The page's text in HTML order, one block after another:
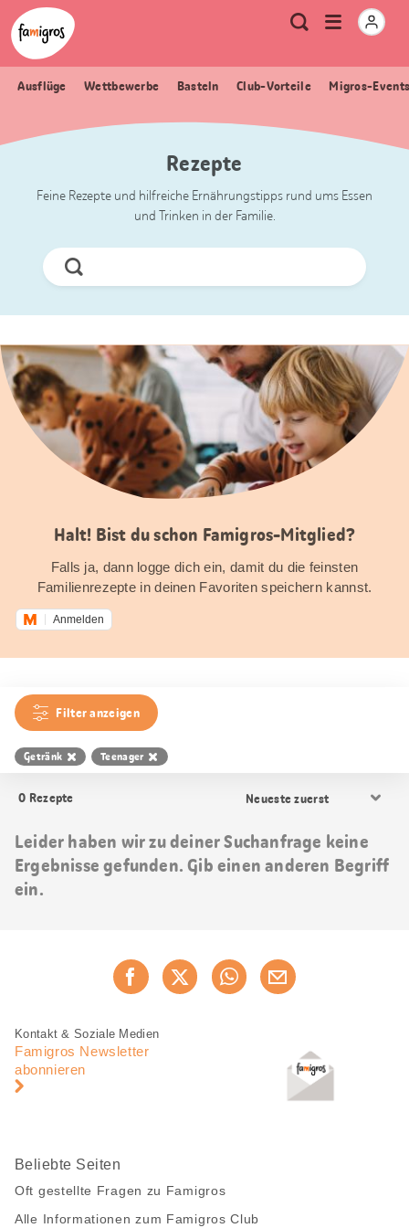
Sprungmarken
Navigation
Header
Logo
Meta
Navigation
Suche
Menu
öffnen
Ausflüge Wettbewerbe Basteln Club-Vorteile Migros-
Rezepte
Feine Rezepte und hilfreiche Ernährungstipps rund ums Essen
und Trinken in der Familie.
Jetzt
Suchen
Halt! Bist du schon Famigros-Mitglied?
Falls ja, dann logge dich ein, damit du die feinsten
Familienrezepte in deinen Favoriten speichern kannst.
Anmelden
Filter anzeigen
Getränk Teenager
0 Rezepte
Sortierung
Leider haben wir zu deiner Suchanfrage keine
Ergebnisse gefunden. Gib einen anderen Begriff
ein.
Jetzt weiterempfehlen
Fusszeile
Fusszeile
Navigation
Kontakt & Soziale Medien
Famigros Newsletter
abonnieren
Beliebte Seiten
Oft gestellte Fragen zu Famigros
Alle Informationen zum Famigros Club